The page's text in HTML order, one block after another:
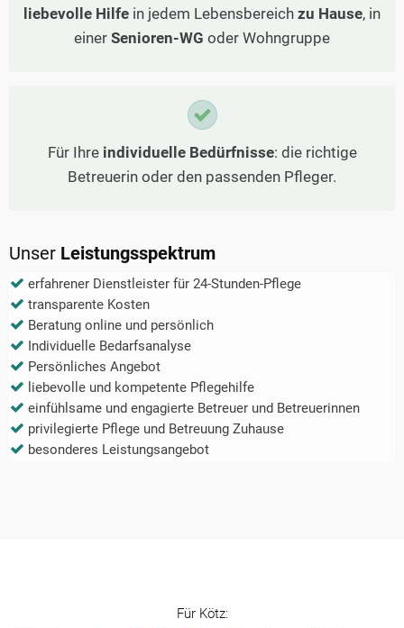
liebevolle Hilfe in jedem Lebensbereich zu Hause, in
einer Senioren-WG oder Wohngruppe
Für Ihre individuelle Bedürfnisse: die richtige
Betreuerin oder den passenden Pfleger.
Unser Leistungsspektrum
erfahrener Dienstleister für 24-Stunden-Pflege
transparente Kosten
Beratung online und persönlich
Individuelle Bedarfsanalyse
Persönliches Angebot
liebevolle und kompetente Pflegehilfe
einfühlsame und engagierte Betreuer und Betreuerinnen
privilegierte Pflege und Betreuung Zuhause
besonderes Leistungsangebot
Für Kötz: